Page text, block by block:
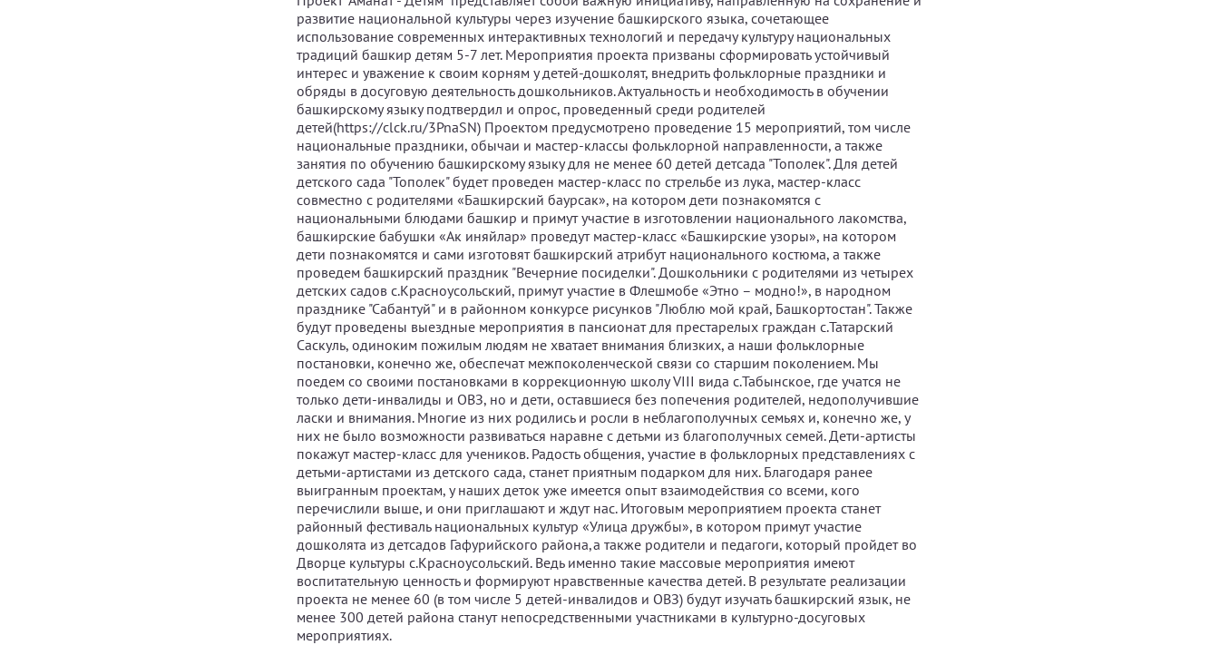
развитие национальной культуры через изучение башкирского языка, сочетающее
использование современных интерактивных технологий и передачу культуру национальных
традиций башкир детям 5-7 лет. Мероприятия проекта призваны сформировать устойчивый
интерес и уважение к своим корням у детей-дошколят, внедрить фольклорные праздники и
обряды в досуговую деятельность дошкольников. Актуальность и необходимость в обучении
башкирскому языку подтвердил и опрос, проведенный среди родителей
детей(https://clck.ru/3PnaSN) Проектом предусмотрено проведение 15 мероприятий, том числе
национальные праздники, обычаи и мастер-классы фольклорной направленности, а также
занятия по обучению башкирскому языку для не менее 60 детей детсада "Тополек". Для детей
детского сада "Тополек" будет проведен мастер-класс по стрельбе из лука, мастер-класс
совместно с родителями «Башкирский баурсак», на котором дети познакомятся с
национальными блюдами башкир и примут участие в изготовлении национального лакомства,
башкирские бабушки «Ак иняйлар» проведут мастер-класс «Башкирские узоры», на котором
дети познакомятся и сами изготовят башкирский атрибут национального костюма, а также
проведем башкирский праздник "Вечерние посиделки". Дошкольники с родителями из четырех
детских садов с.Красноусольский, примут участие в Флешмобе «Этно – модно!», в народном
празднике "Сабантуй" и в районном конкурсе рисунков "Люблю мой край, Башкортостан". Также
будут проведены выездные мероприятия в пансионат для престарелых граждан с.Татарский
Саскуль, одиноким пожилым людям не хватает внимания близких, а наши фольклорные
постановки, конечно же, обеспечат межпоколенческой связи со старшим поколением. Мы
поедем со своими постановками в коррекционную школу VIII вида с.Табынское, где учатся не
только дети-инвалиды и ОВЗ, но и дети, оставшиеся без попечения родителей, недополучившие
ласки и внимания. Многие из них родились и росли в неблагополучных семьях и, конечно же, у
них не было возможности развиваться наравне с детьми из благополучных семей. Дети-артисты
покажут мастер-класс для учеников. Радость общения, участие в фольклорных представлениях с
детьми-артистами из детского сада, станет приятным подарком для них. Благодаря ранее
выигранным проектам, у наших деток уже имеется опыт взаимодействия со всеми, кого
перечислили выше, и они приглашают и ждут нас. Итоговым мероприятием проекта станет
районный фестиваль национальных культур «Улица дружбы», в котором примут участие
дошколята из детсадов Гафурийского района,а также родители и педагоги, который пройдет во
Дворце культуры с.Красноусольский. Ведь именно такие массовые мероприятия имеют
воспитательную ценность и формируют нравственные качества детей. В результате реализации
проекта не менее 60 (в том числе 5 детей-инвалидов и ОВЗ) будут изучать башкирский язык, не
менее 300 детей района станут непосредственными участниками в культурно-досуговых
мероприятиях.